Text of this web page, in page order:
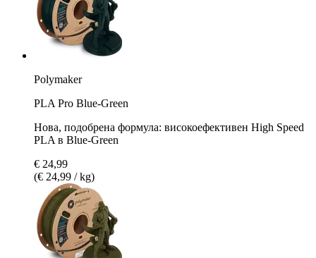
Polymaker
PLA Pro Blue-Green
Нова, подобрена формула: високоефективен High Speed
PLA в Blue-Green
€ 24,99
(€ 24,99 / kg)